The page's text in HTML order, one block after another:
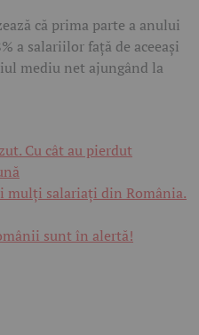
că prima parte a anului
a salariilor față de aceeași
mediu net ajungând la
Cu cât au pierdut
mulți salariați din România.
sunt în alertă!